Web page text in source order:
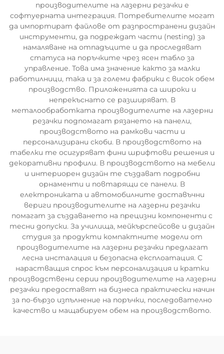
производителите на лазерни резачки е
софтуерната интеграция. Потребителите могат
да импортират файлове от разпространени дизайн
инструменти, да подреждат части (nesting) за
намаляване на отпадъците и да проследяват
статуса на поръчките чрез ясен табло за
управление. Това има значение както за малки
работилници, така и за големи фабрики с висок обем
производство. Приложенията са широки и
непрекъснато се разширяват. В
металообработката производителите на лазерни
резачки подпомагат рязането на панели,
производството на рамкови части и
персонализирани скоби. В производството на
табелки те осигуряват фини шрифтови решения и
декоративни профили. В производството на мебели
и интериорен дизайн те създават подробни
орнаменти и повтарящи се панели. В
електрониката и автомобилните доставъчни
вериги производителите на лазерни резачки
помагат за създаването на прецизни компоненти с
тесни допуски. За училища, мейкърспейсове и дизайн
студия за продукти компактните модели от
производителите на лазерни резачки предлагат
лесна инсталация и безопасна експлоатация. С
нарастващия спрос към персонализация и кратки
производствени серии производителите на лазерни
резачки предоставят на бизнеса практически начин
за по-бързо изпълнение на поръчки, последователно
качество и мащабируем обем на производството.